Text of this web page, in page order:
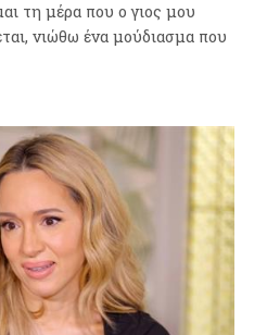
τη μέρα που ο γιος μου
νιώθω ένα μούδιασμα που